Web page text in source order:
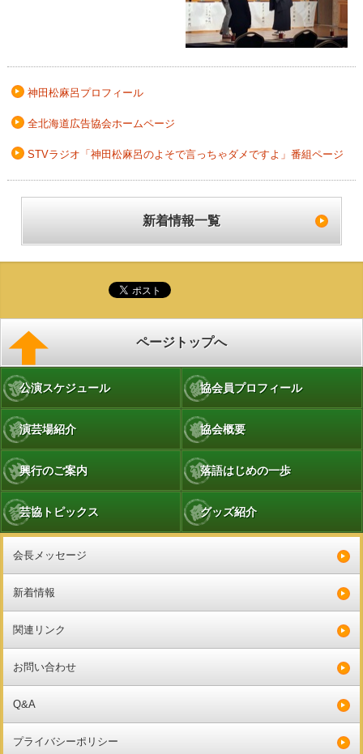
神田松麻呂プロフィール
全北海道広告協会ホームページ
STVラジオ「神田松麻呂のよそで言っちゃダメですよ」番組ページ
新着情報一覧
ページトップへ
公演スケジュール 協会員プロフィール
演芸場紹介 協会概要
興行のご案内 落語はじめの一歩
芸協トピックス グッズ紹介
会長メッセージ
新着情報
関連リンク
お問い合わせ
Q&A
プライバシーポリシー